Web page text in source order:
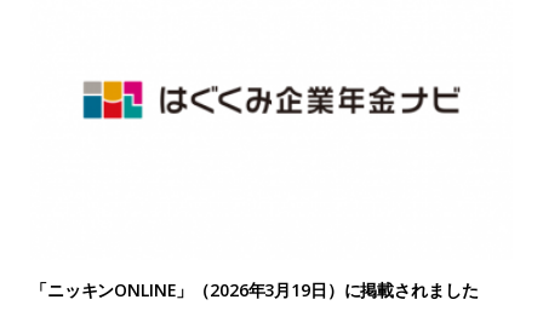
「ニッキンONLINE」（2026年3月19日）に掲載されました